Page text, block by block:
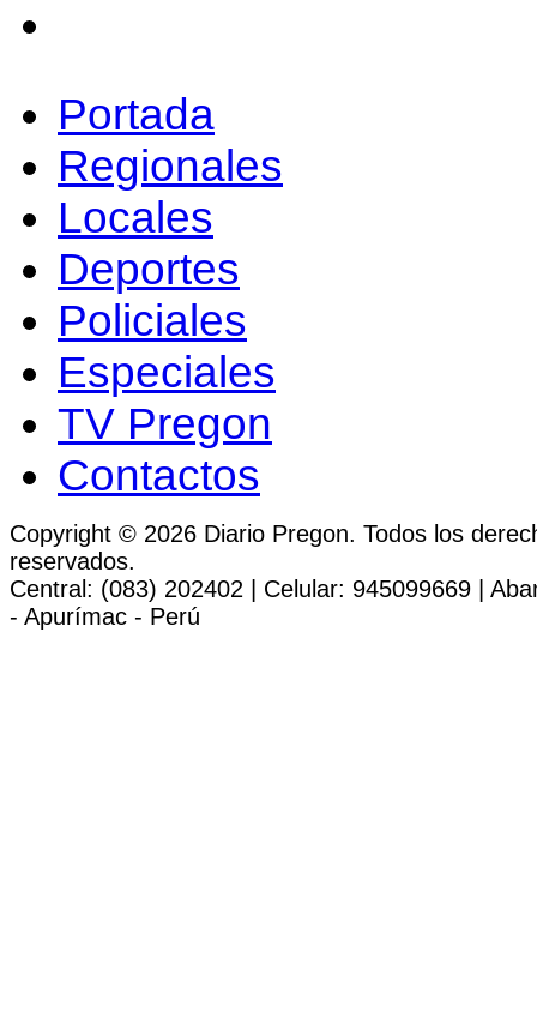
Portada
Regionales
Locales
Deportes
Policiales
Especiales
TV Pregon
Contactos
Copyright © 2026 Diario Pregon. Todos los
reservados.
Central: (083) 202402 | Celular: 945099669 |
- Apurímac - Perú